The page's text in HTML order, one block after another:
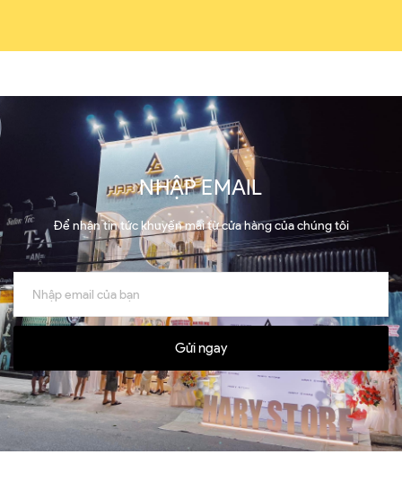
NHẬP EMAIL
Để nhận tin tức khuyến mãi từ cửa hàng của chúng tôi
Gửi ngay